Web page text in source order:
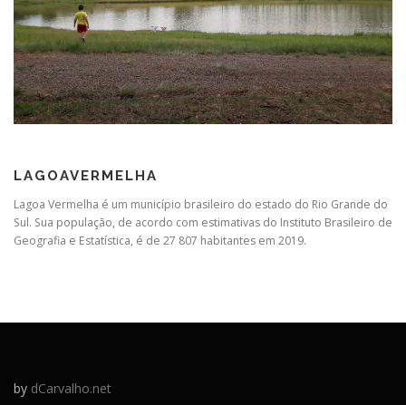
LAGOAVERMELHA
Lagoa Vermelha é um município brasileiro do estado do Rio Grande do
Sul. Sua população, de acordo com estimativas do Instituto Brasileiro de
Geografia e Estatística, é de 27 807 habitantes em 2019.
by dCarvalho.net